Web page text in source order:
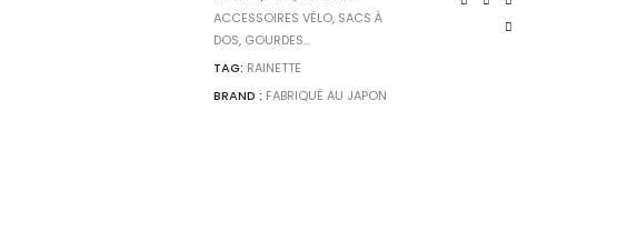
ACCESSOIRES VÉLO, SACS À
DOS, GOURDES...
TAG: RAINETTE
BRAND : FABRIQUÉ AU JAPON